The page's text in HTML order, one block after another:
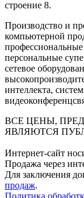
строение 8.
Производство и
компьютерной
персональные
сетевое
интеллекта,
ВСЕ ЦЕНЫ,
ЯВЛЯЮТСЯ
Интернет-сайт
Продажа через
Для заключения
продаж.
Политика